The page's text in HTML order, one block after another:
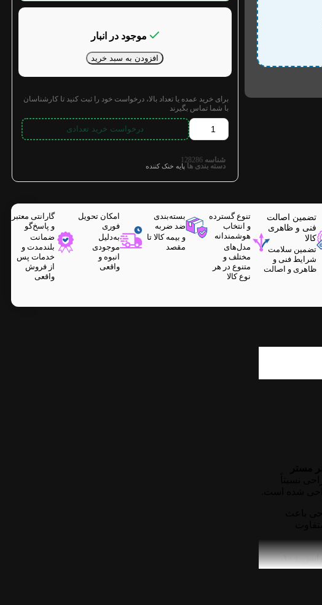
موجود در انبار
افزودن به سبد خرید
برای خرید عمده یا تعداد بالا، درخواست خود را ثبت کنید تا کارشناسان
با شما تماس بگیرند
درخواست خرید تعدادی
شناسه128286
دسته بندی ها پایه خنک کننده
تضمین اصالت
فنی و ظاهری
کالا
تضمین سلامت
شرایط فنی و
ظاهری و اصالت
تنوع گسترده
و انتخاب
هوشمندانه
مدل‌های
مختلف و
متنوع در هر
نوع کالا
بسته‌بندی
ضد ضربه
و بیمه کالا تا
مقصد
امکان تحویل
فوری
به‌دلیل
موجودی
انبوه و
واقعی
گارانتی معتبر
و پاسخ‌گو
ضمانت
بلندمدت و
خدمات پس
از فروش
واقعی
این مدل از طریق USB تغذیه می‌شود و توان مصرفی آن ۱.۸ وات اعلام شده است. سرعت فن‌ها نیز ۲۰۰۰ دور بر دقیقه با تلورانس ±۱۰